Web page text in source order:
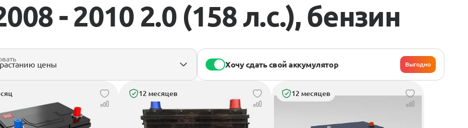
- 2010 2.0 (158 л.с.), бензин
Хочу сдать свой аккумулятор Выгодно
12 месяцев 12 месяцев